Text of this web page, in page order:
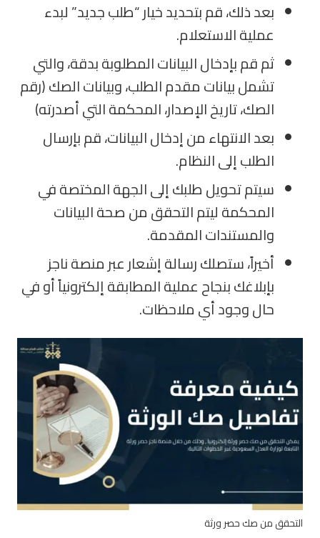
بعد ذلك، قم بتحديد خيار “طلب جديد” لبدء
عملية الاستعلام.
ثم قم بإدخال البيانات المطلوبة بدقة، والتي
تشمل بيانات مقدم الطلب، وبيانات الصك (رقم
الصك، تاريخ الإصدار، المحكمة التي أصدرته)
بعد الانتهاء من إدخال البيانات، قم بإرسال
الطلب إلى النظام.
سيتم تحويل طلبك إلى الجهة المختصة في
المحكمة ليتم التحقق من صحة البيانات
والمستندات المقدمة.
أخيراً، ستصلك رسالة إشعار عبر منصة ناجز
بإبلاغك بنجاح عملية المطابقة إلكترونياً أو في
حال وجود أي ملاحظات.
التحقق من صك حصر ورثة